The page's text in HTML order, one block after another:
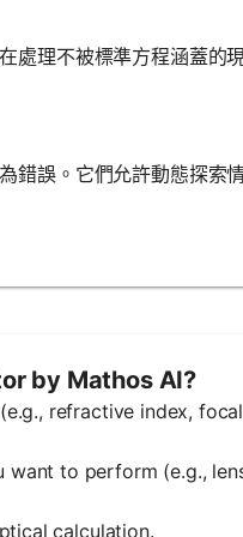
處理不被標準方程涵蓋的
錯誤。它們允許動態探索
by Mathos AI?
refractive index,
to perform (e.g.,
calculation.